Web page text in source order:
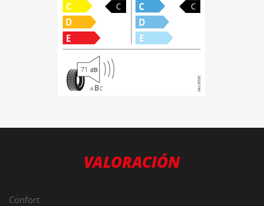
C C
71
A BC
VALORACIÓN
Confort